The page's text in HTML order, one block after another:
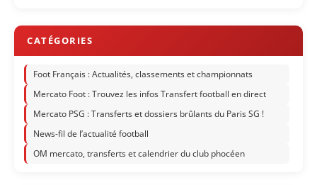
Foot Français : Actualités, classements et championnats
Mercato Foot : Trouvez les infos Transfert football en direct
Mercato PSG : Transferts et dossiers brûlants du Paris SG !
News-fil de l’actualité football
OM mercato, transferts et calendrier du club phocéen